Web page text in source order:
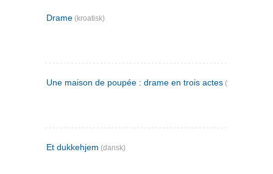
Drame (kroatisk)
Une maison de poupée : drame en trois actes (fransk)
Et dukkehjem (dansk)